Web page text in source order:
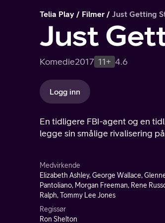
Telia Play Filmer Just Getting
Just
Komedie2017 11+ 4.6
Logg inn
En tidligere FBI-agent og en
legge sin smålige rivalisering
Medvirkende
Elizabeth Ashley, George Wallace,
Pantoliano, Morgan Freeman, Rene
Ralph, Tommy Lee Jones
Regissør
Ron Shelton